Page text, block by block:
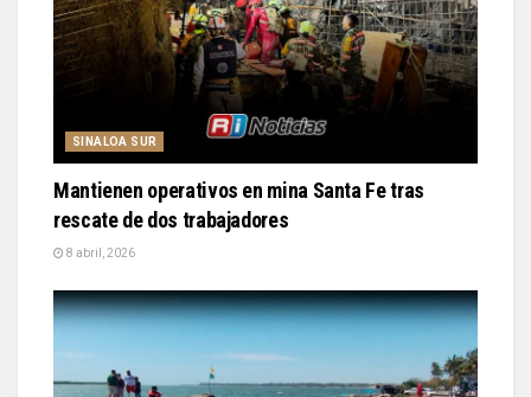
SINALOA SUR
Mantienen operativos en mina Santa Fe tras
rescate de dos trabajadores
8 abril, 2026